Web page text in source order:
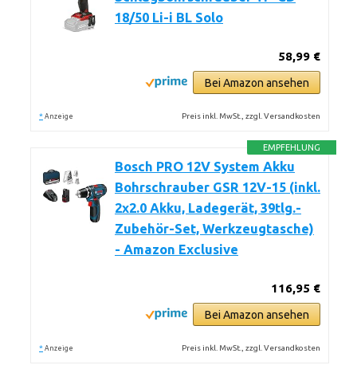
18/50 Li-i BL Solo
58,99 €
Bei Amazon ansehen
* Anzeige Preis inkl. MwSt., zzgl. Versandkosten
EMPFEHLUNG
Bosch PRO 12V System Akku
Bohrschrauber GSR 12V-15 (inkl.
2x2.0 Akku, Ladegerät, 39tlg.-
Zubehör-Set, Werkzeugtasche)
- Amazon Exclusive
116,95 €
Bei Amazon ansehen
* Anzeige Preis inkl. MwSt., zzgl. Versandkosten